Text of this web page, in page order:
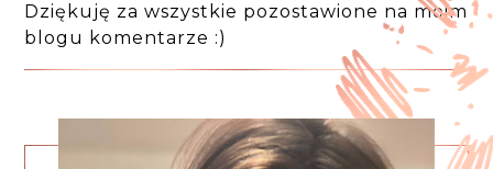
Dziękuję za wszystkie pozostawione na moim
blogu komentarze :)